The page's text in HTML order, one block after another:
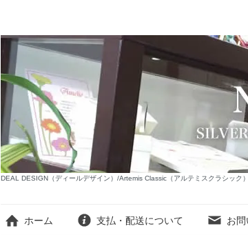
DEAL DESIGN（ディールデザイン）/Artemis Classic（アルテミスクラシック
ホーム 支払・配送について お